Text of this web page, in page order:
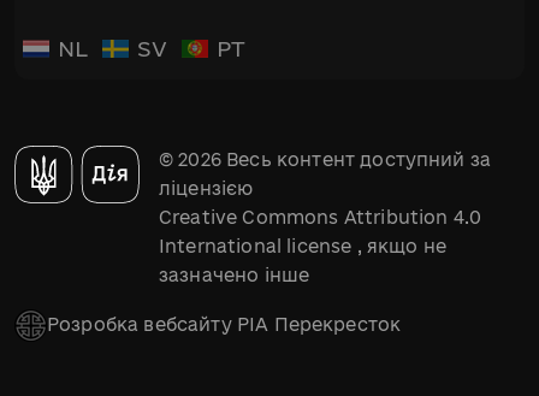
NL SV PT
© 2026 Весь контент доступний за
ліцензією
Creative Commons Attribution 4.0
International license , якщо не
зазначено інше
Розробка вебсайту РІА Перекресток